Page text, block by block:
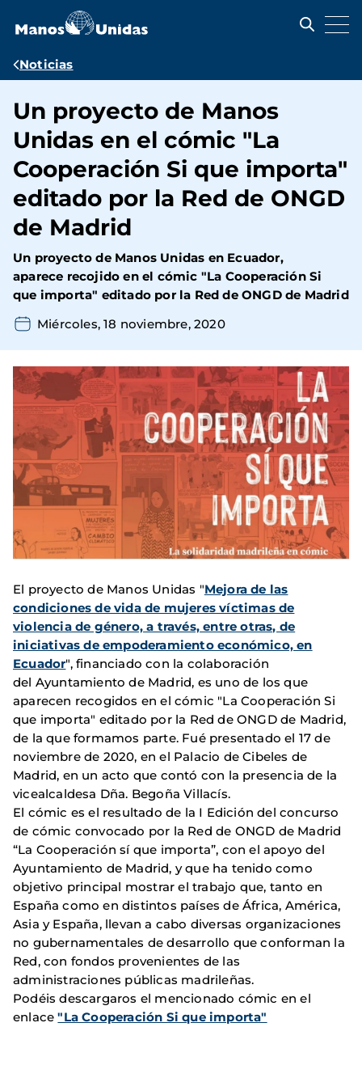
contenido
Ruta
navegación
Noticias
Un proyecto de Manos
Unidas en el cómic "La
Cooperación Si que importa"
editado por la Red de ONGD
de Madrid
Un proyecto de Manos Unidas en Ecuador,
aparece recojido en el cómic "La Cooperación Si
que importa" editado por la Red de ONGD de Madrid
Miércoles, 18 noviembre, 2020
El proyecto de Manos Unidas "Mejora de las
condiciones de vida de mujeres víctimas de
violencia de género, a través, entre otras, de
iniciativas de empoderamiento económico, en
Ecuador", financiado con la colaboración
del Ayuntamiento de Madrid, es uno de los que
aparecen recogidos en el cómic "La Cooperación Si
que importa" editado por la Red de ONGD de Madrid,
de la que formamos parte. Fué presentado el 17 de
noviembre de 2020, en el Palacio de Cibeles de
Madrid, en un acto que contó con la presencia de la
vicealcaldesa Dña. Begoña Villacís.
El cómic es el resultado de la I Edición del concurso
de cómic convocado por la Red de ONGD de Madrid
“La Cooperación sí que importa”, con el apoyo del
Ayuntamiento de Madrid, y que ha tenido como
objetivo principal mostrar el trabajo que, tanto en
España como en distintos países de África, América,
Asia y España, llevan a cabo diversas organizaciones
no gubernamentales de desarrollo que conforman la
Red, con fondos provenientes de las
administraciones públicas madrileñas.
Podéis descargaros el mencionado cómic en el
enlace"La Cooperación Si que importa"